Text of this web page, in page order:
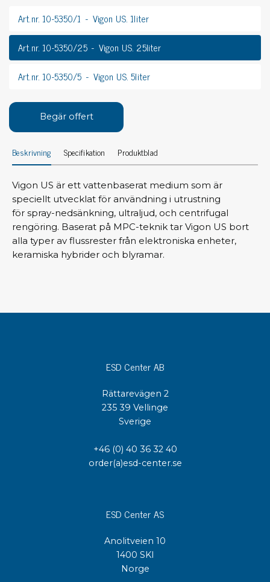
Art.nr. 10-5350/1
Vigon US. 1liter
Art.nr. 10-5350/25
Vigon US. 25liter
Art.nr. 10-5350/5
Vigon US. 5liter
Begär offert
Beskrivning Specifikation Produktblad
Vigon US är ett vattenbaserat medium som är
speciellt utvecklat för användning i utrustning
för spray-nedsänkning, ultraljud, och centrifugal
rengöring. Baserat på MPC-teknik tar Vigon US bort
alla typer av flussrester från elektroniska enheter,
keramiska hybrider och blyramar.
ESD Center AB
Rättarevägen 2
235 39 Vellinge
Sverige
+46 (0) 40 36 32 40
order(a)esd-center.se
ESD Center AS
Anolitveien 10
1400 SKI
Norge